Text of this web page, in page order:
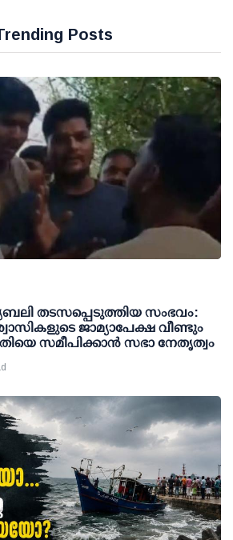
Posts
തടസപ്പെടുത്തിയ സംഭവം:
ജാമ്യാപേക്ഷ വീണ്ടും
സമീപിക്കാൻ സഭാ നേതൃത്വം